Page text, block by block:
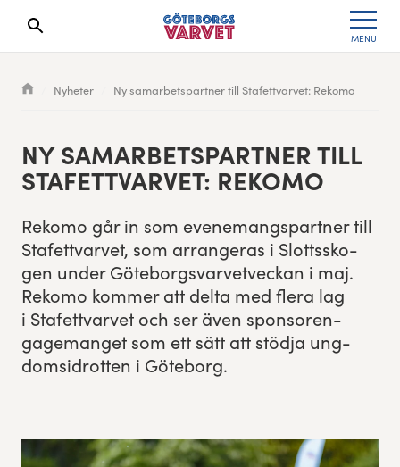
MENU
Search results will show up here
Nyheter Ny samarbetspartner till Stafettvarvet: Rekomo
NY SAMAR­BETSPART­NER TILL
STAFETTVARVET: REKOMO
Reko­mo går in som even­e­mangspart­ner till
Stafettvarvet, som arrangeras i Slottssko­
gen under Göte­borgsvarvetveck­an i maj.
Reko­mo kom­mer att delta med flera lag
i Stafettvarvet och ser även spon­soren­
gage­manget som ett sätt att stöd­ja ung­
dom­sidrot­ten i Göteborg.
Seeding system
Göteborgsvarvet Expo
Follow the race
Run for charity
Cityvarvet
Lilla Varvet
Varvetmilen
Register for a race